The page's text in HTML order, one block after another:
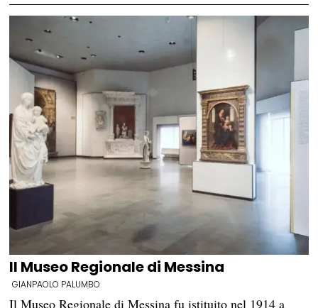
Il Museo Regionale di Messina
GIANPAOLO PALUMBO
Il Museo Regionale di Messina fu istituito nel 1914 a